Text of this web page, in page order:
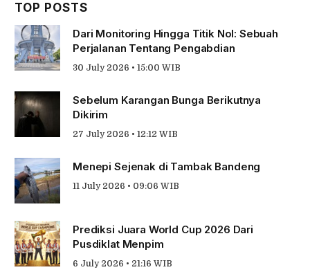
TOP POSTS
Dari Monitoring Hingga Titik Nol: Sebuah
Perjalanan Tentang Pengabdian
30 July 2026 • 15:00 WIB
Sebelum Karangan Bunga Berikutnya
Dikirim
27 July 2026 • 12:12 WIB
Menepi Sejenak di Tambak Bandeng
11 July 2026 • 09:06 WIB
Prediksi Juara World Cup 2026 Dari
Pusdiklat Menpim
6 July 2026 • 21:16 WIB